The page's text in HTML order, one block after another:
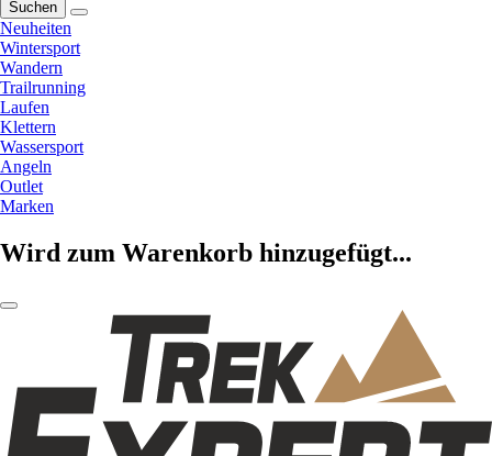
Suchen
Neuheiten
Wintersport
Wandern
Trailrunning
Laufen
Klettern
Wassersport
Angeln
Outlet
Marken
Wird zum Warenkorb hinzugefügt...